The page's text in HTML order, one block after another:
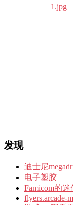
发现
迪士尼
电子塑胶
Famicom的迷
flyers.arcade-